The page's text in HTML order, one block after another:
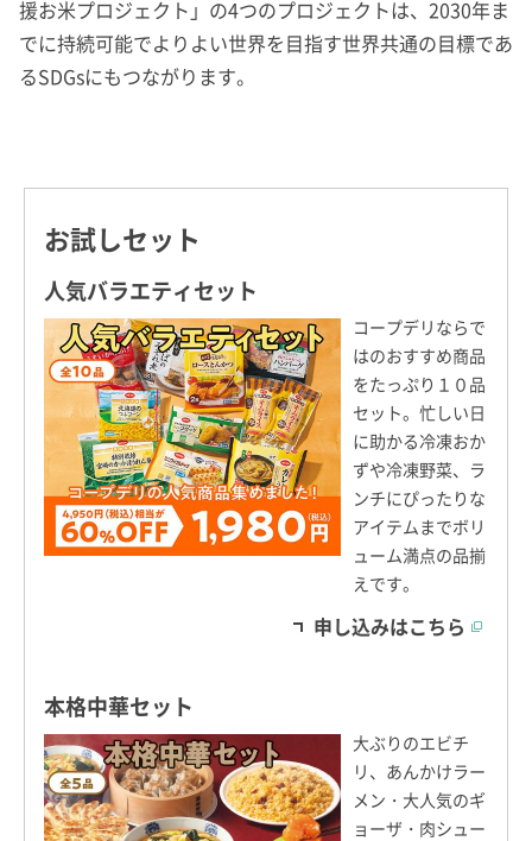
援お米プロジェクト」の4つのプロジェクトは、2030年ま
でに持続可能でよりよい世界を目指す世界共通の目標であ
るSDGsにもつながります。
お試しセット
人気バラエティセット
コープデリならで
はのおすすめ商品
をたっぷり１０品
セット。忙しい日
に助かる冷凍おか
ずや冷凍野菜、ラ
ンチにぴったりな
アイテムまでボリ
ューム満点の品揃
えです。
申し込みはこちら
本格中華セット
大ぶりのエビチ
リ、あんかけラー
メン・大人気のギ
ョーザ・肉シュー